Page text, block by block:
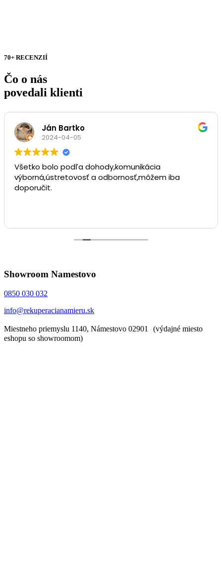
70+ RECENZIÍ
Čo o nás
povedali klienti
Ján Bartko
2024-04-05
Všetko bolo podľa dohody,komunikácia
výborná,ústretovosť a odbornosť,môžem iba
doporučit.
Showroom Namestovo
0850 030 032
info@rekuperacianamieru.sk
Miestneho priemyslu 1140, Námestovo 02901 (výdajné miesto
eshopu so showroomom)